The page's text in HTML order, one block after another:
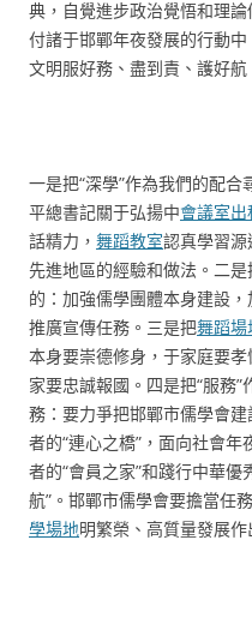
典，自覺進步政治覺悟和理
付諸于邯鄲年夜發展的行動
文明服好務、盡到責、護好航
一是把“深學”作為我們的配合
平總書記關于弘揚中會議室出
話精力， 舞蹈教室認真學習
先進地區的經驗和做法。二是
的：加強儒學團體本身建設
推廣宣傳任務。三是把舞蹈場
本身要崇德修身，于家庭要
家要忠誠報國。四是把“服務
務：要力爭把邯鄲市儒學會
者的“連心之橋”，面向社會年
者的“會員之家”和踐行中華優
航”。邯鄲市儒學會要擔當任
學場地明繁榮、高質量發展作